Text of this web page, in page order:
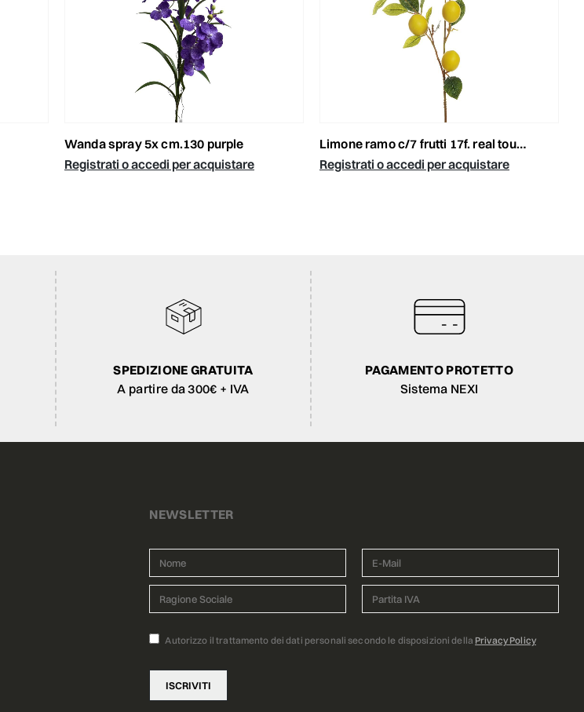
wanda spray 5x cm.130 purple
Registrati o accedi per acquistare
limone ramo c/7 frutti 17f. real touch cm.96 verde/giallo
Registrati o accedi per acquistare
SPEDIZIONE GRATUITA
A partire da 300€ + IVA
PAGAMENTO PROTETTO
Sistema NEXI
NEWSLETTER
Autorizzo il trattamento dei dati personali secondo le disposizioni della Privacy Policy